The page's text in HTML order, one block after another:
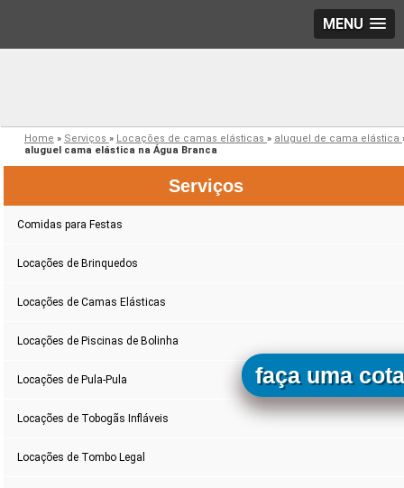
MENU
Home » Serviços » Locações de camas elásticas » aluguel de cama elástica
aluguel cama elástica na Água Branca
Serviços
Comidas para Festas
Locações de Brinquedos
Locações de Camas Elásticas
Locações de Piscinas de Bolinha
Locações de Pula-Pula
Locações de Tobogãs Infláveis
Locações de Tombo Legal
faça uma